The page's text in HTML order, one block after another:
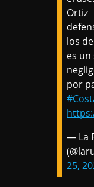
Ortiz
los
es
por
— La
25,